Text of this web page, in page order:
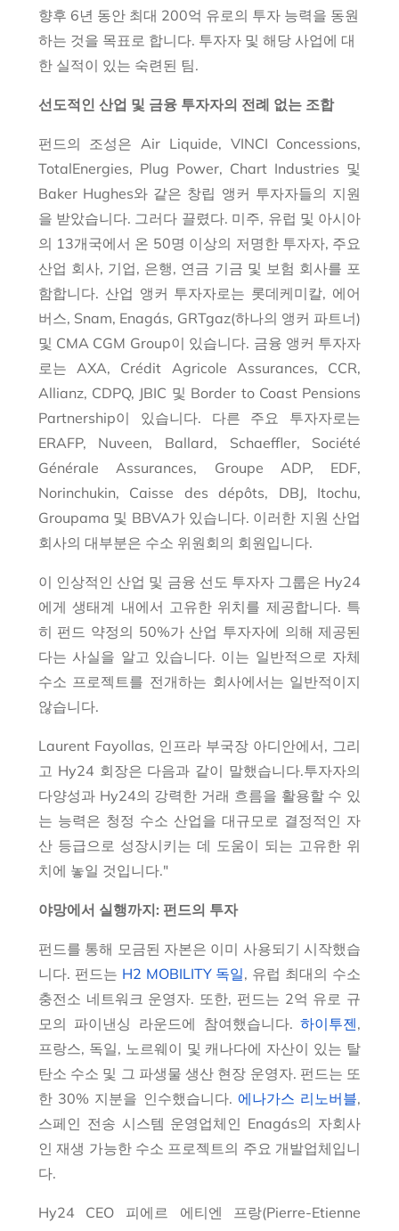
향후 6년 동안 최대 200억 유로의 투자 능력을 동원
하는 것을 목표로 합니다. 투자자 및 해당 사업에 대
한 실적이 있는 숙련된 팀.
선도적인 산업 및 금융 투자자의 전례 없는 조합
펀드의 조성은 Air Liquide, VINCI Concessions,
TotalEnergies, Plug Power, Chart Industries 및
Baker Hughes와 같은 창립 앵커 투자자들의 지원
을 받았습니다. 그러다 끌렸다. 미주, 유럽 및 아시아
의 13개국에서 온 50명 이상의 저명한 투자자, 주요
산업 회사, 기업, 은행, 연금 기금 및 보험 회사를 포
함합니다. 산업 앵커 투자자로는 롯데케미칼, 에어
버스, Snam, Enagás, GRTgaz(하나의 앵커 파트너)
및 CMA CGM Group이 있습니다. 금융 앵커 투자자
로는 AXA, Crédit Agricole Assurances, CCR,
Allianz, CDPQ, JBIC 및 Border to Coast Pensions
Partnership이 있습니다. 다른 주요 투자자로는
ERAFP, Nuveen, Ballard, Schaeffler, Société
Générale Assurances, Groupe ADP, EDF,
Norinchukin, Caisse des dépôts, DBJ, Itochu,
Groupama 및 BBVA가 있습니다. 이러한 지원 산업
회사의 대부분은 수소 위원회의 회원입니다.
이 인상적인 산업 및 금융 선도 투자자 그룹은 Hy24
에게 생태계 내에서 고유한 위치를 제공합니다. 특
히 펀드 약정의 50%가 산업 투자자에 의해 제공된
다는 사실을 알고 있습니다. 이는 일반적으로 자체
수소 프로젝트를 전개하는 회사에서는 일반적이지
않습니다.
Laurent Fayollas, 인프라 부국장 아디안에서, 그리
고 Hy24 회장은 다음과 같이 말했습니다.투자자의
다양성과 Hy24의 강력한 거래 흐름을 활용할 수 있
는 능력은 청정 수소 산업을 대규모로 결정적인 자
산 등급으로 성장시키는 데 도움이 되는 고유한 위
치에 놓일 것입니다."
야망에서 실행까지: 펀드의 투자
펀드를 통해 모금된 자본은 이미 사용되기 시작했습
니다. 펀드는 H2 MOBILITY 독일, 유럽 최대의 수소
충전소 네트워크 운영자. 또한, 펀드는 2억 유로 규
모의 파이낸싱 라운드에 참여했습니다.하이투젠,
프랑스, 독일, 노르웨이 및 캐나다에 자산이 있는 탈
탄소 수소 및 그 파생물 생산 현장 운영자. 펀드는 또
한 30% 지분을 인수했습니다. 에나가스 리노버블,
스페인 전송 시스템 운영업체인 Enagás의 자회사
인 재생 가능한 수소 프로젝트의 주요 개발업체입니
다.
Hy24 CEO 피에르 에티엔 프랑(Pierre-Etienne